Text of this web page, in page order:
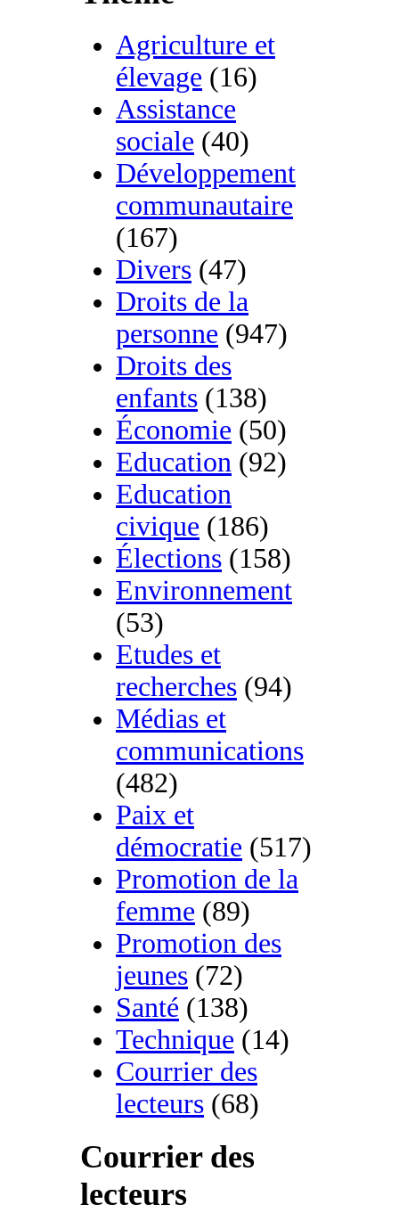
Agriculture et
élevage (16)
Assistance
sociale (40)
Développement
communautaire
(167)
Divers (47)
Droits de la
personne (947)
Droits des
enfants (138)
Économie (50)
Education (92)
Education
civique (186)
Élections (158)
Environnement
(53)
Etudes et
recherches (94)
Médias et
communications
(482)
Paix et
démocratie (517)
Promotion de la
femme (89)
Promotion des
jeunes (72)
Santé (138)
Technique (14)
Courrier des
lecteurs (68)
Courrier des
lecteurs